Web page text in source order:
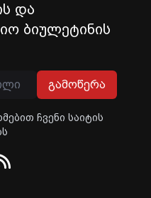
და
ბიულეტინის
გამოწერა
ჩვენი საიტის